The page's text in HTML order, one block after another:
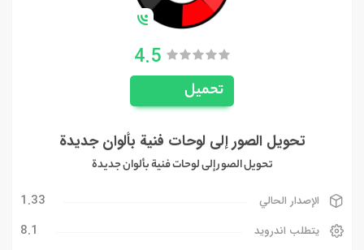
4.5
تحميل
تحويل الصور إلى لوحات فنية بألوان جديدة
تحويل الصور إلى لوحات فنية بألوان جديدة
الإصدار الحالي 1.33
يتطلب اندرويد 8.1